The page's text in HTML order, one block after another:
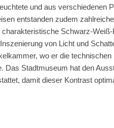
und aus verschiedenen
entstanden zudem
Schwarz-
von Licht und
wo er die
Das Stadtmuseum hat den
damit dieser Kontrast